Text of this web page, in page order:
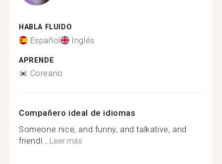
HABLA FLUIDO
Español Inglés
APRENDE
Coreano
Compañero ideal de idiomas
Someone nice, and funny, and talkative, and
friendl...Leer más